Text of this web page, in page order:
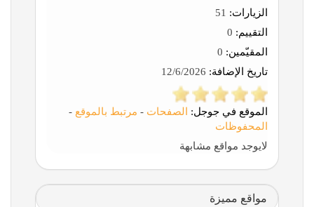
الزيارات:
التقييم:
المقيّمين:
تاريخ الإضافة:
الموقع في جوجل: الصفحات - مرتبط بالموقع -
المحفوظات
لايوجد مواقع مشابهة
مواقع مميزة